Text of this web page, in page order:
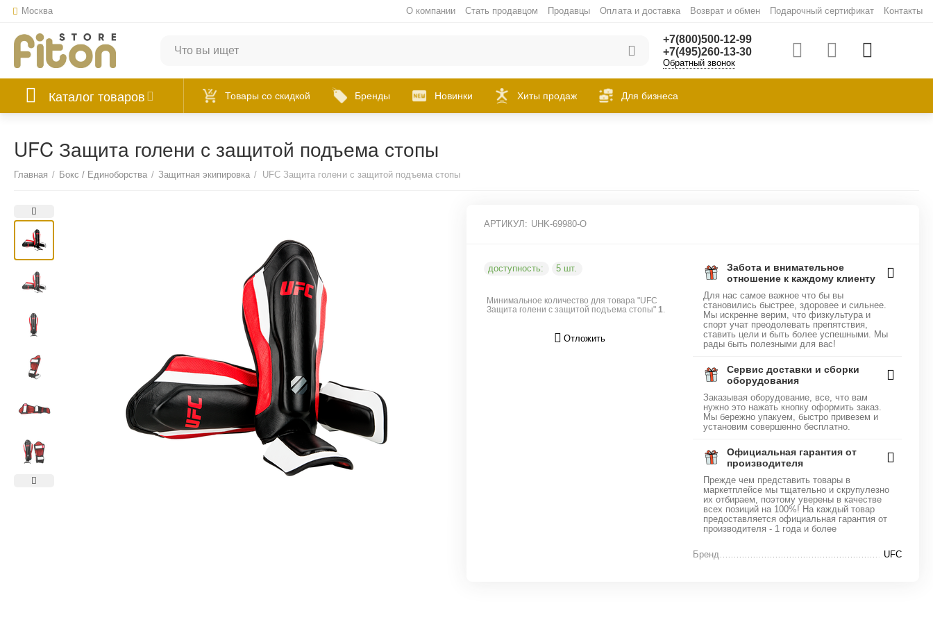
Москва О компании Стать продавцом Продавцы Оплата и доставка Возврат и обмен Подарочный сертификат Контакты
+7(800)500-12-99
+7(495)260-13-30
Обратный звонок
Каталог товаров Товары со скидкой Бренды Новинки Хиты продаж Для бизнеса
UFC Защита голени с защитой подъема стопы
Главная / Бокс / Единоборства / Защитная экипировка / UFC Защита голени с защитой подъема стопы
АРТИКУЛ: UHK-69980-O
доступность: 5 шт.
Минимальное количество для товара "UFC
Защита голени с защитой подъема стопы"1.
Отложить
Забота и внимательное
отношение к каждому клиенту
Для нас самое важное что бы вы
становились быстрее, здоровее и сильнее.
Мы искренне верим, что физкультура и
спорт учат преодолевать препятствия,
ставить цели и быть более успешными. Мы
рады быть полезными для вас!
Сервис доставки и сборки
оборудования
Заказывая оборудование, все, что вам
нужно это нажать кнопку оформить заказ.
Мы бережно упакуем, быстро привезем и
установим совершенно бесплатно.
Официальная гарантия от
производителя
Прежде чем представить товары в
маркетплейсе мы тщательно и скрупулезно
их отбираем, поэтому уверены в качестве
всех позиций на 100%! На каждый товар
предоставляется официальная гарантия от
производителя - 1 года и более
Бренд UFC